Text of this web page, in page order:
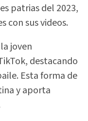
patrias del 2023,
con sus videos.
joven
destacando
Esta forma de
y aporta